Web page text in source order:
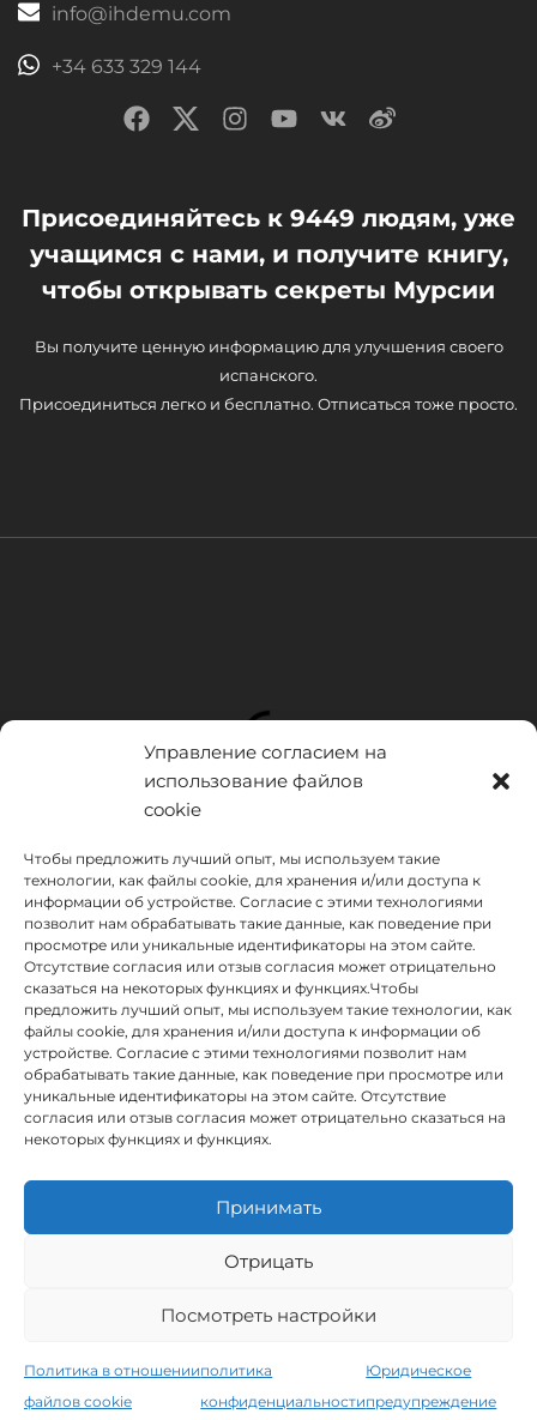
Управление согласием на
использование файлов
cookie
Чтобы предложить лучший опыт, мы используем такие
технологии, как файлы cookie, для хранения и/или доступа к
информации об устройстве. Согласие с этими технологиями
позволит нам обрабатывать такие данные, как поведение при
просмотре или уникальные идентификаторы на этом сайте.
Отсутствие согласия или отзыв согласия может отрицательно
сказаться на некоторых функциях и функциях.Чтобы
предложить лучший опыт, мы используем такие технологии, как
файлы cookie, для хранения и/или доступа к информации об
устройстве. Согласие с этими технологиями позволит нам
обрабатывать такие данные, как поведение при просмотре или
уникальные идентификаторы на этом сайте. Отсутствие
согласия или отзыв согласия может отрицательно сказаться на
некоторых функциях и функциях.
Принимать
Отрицать
Посмотреть настройки
Политика в отношении
файлов cookie
политика
конфиденциальности
Юридическое
предупреждение
info@ihdemu.com
+34 633 329 144
Присоединяйтесь к 9449 людям, уже
учащимся с нами, и получите книгу,
чтобы открывать секреты Мурсии
Вы получите ценную информацию для улучшения своего
испанского.
Присоединиться легко и бесплатно. Отписаться тоже просто.
INSTITUTO HISPANICO DE MURCIA, SOCIEDAD LIMITADA был
бенефициаром Европейского фонда регионального развития,
целью которого является развитие использования и качества
информационных и коммуникационных технологий и их
доступности, и благодаря которому он внедрил следующие
решения: присутствие в Интернете через его Веб-сайт.
поддержана Программой TIC Cámaras, Камарой Мурсии.
Политика конфиденциальности
Условия бронирования
Instituto Hispánico de Murcia © 2026